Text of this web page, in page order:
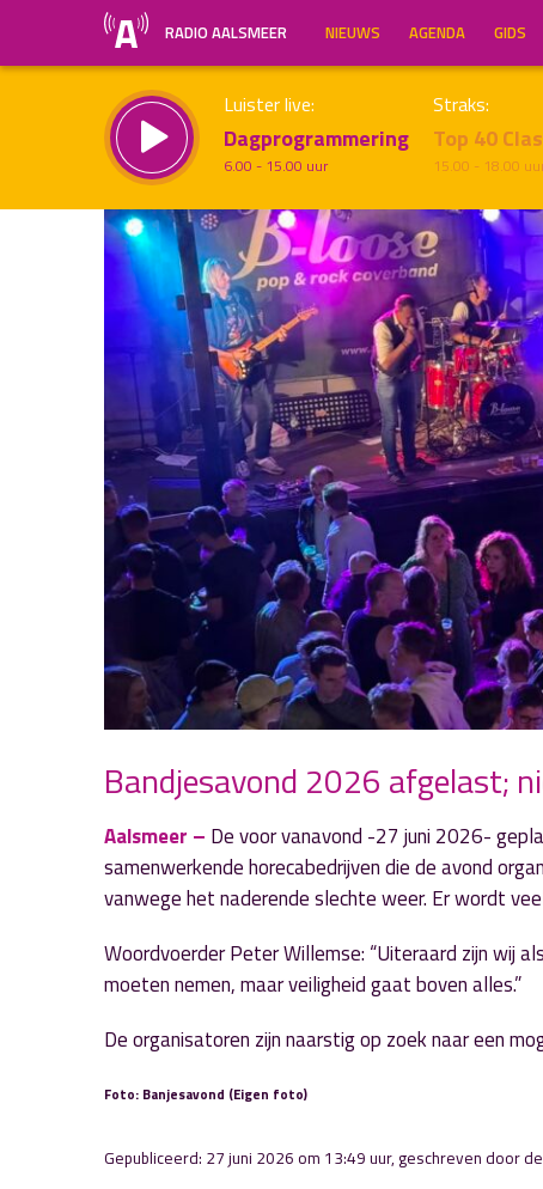
RADIO AALSMEER NIEUWS AGENDA GIDS
Luister live:
Dagprogrammering
6.00 - 15.00 uur
Straks:
Top 40
15.00 - 18.00
Bandjesavond 2026 afgelast;
Aalsmeer – De voor vanavond -27 juni 2026-
samenwerkende horecabedrijven die de avond
vanwege het naderende slechte weer. Er wordt
Woordvoerder Peter Willemse: “Uiteraard zijn wij
moeten nemen, maar veiligheid gaat boven alles.”
De organisatoren zijn naarstig op zoek naar een
Foto: Banjesavond (Eigen foto)
Gepubliceerd: 27 juni 2026 om 13:49 uur, geschreven door